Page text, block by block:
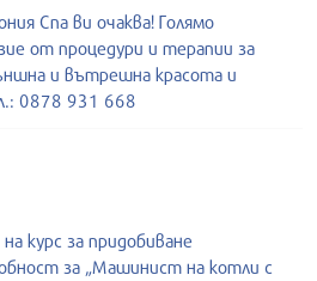
Спа ви очаква! Голямо
от процедури и терапии за
и вътрешна красота и
0878 931 668
курс за придобиване
за „Машинист на котли с